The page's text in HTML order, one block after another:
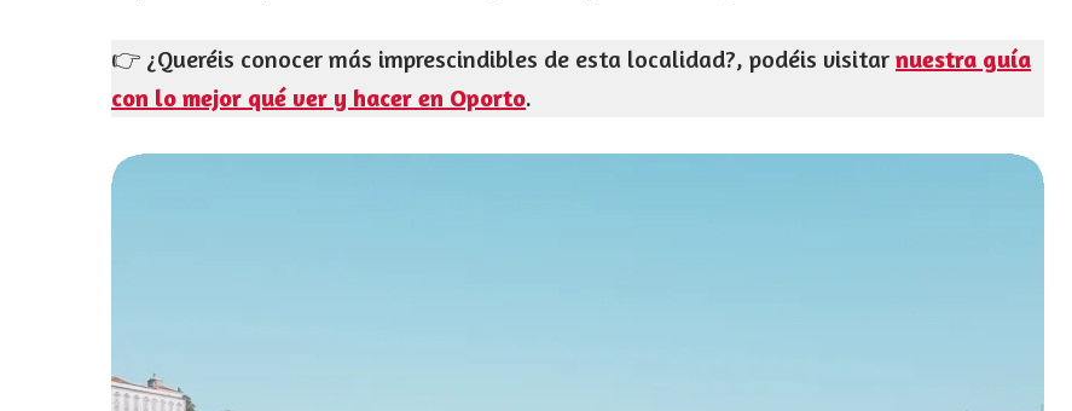
👉 ¿Queréis conocer más imprescindibles de esta localidad?, podéis visitar nuestra guía
con lo mejor qué ver y hacer en Oporto.